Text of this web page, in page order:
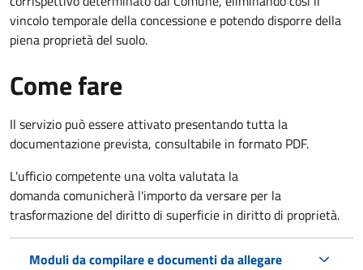
vincolo temporale della concessione e potendo disporre della
piena proprietà del suolo.
Come fare
Il servizio può essere attivato presentando tutta la
documentazione prevista, consultabile in formato PDF.
L'ufficio competente una volta valutata la
domanda comunicherà l'importo da versare per la
trasformazione del diritto di superficie in diritto di proprietà.
Moduli da compilare e documenti da allegare